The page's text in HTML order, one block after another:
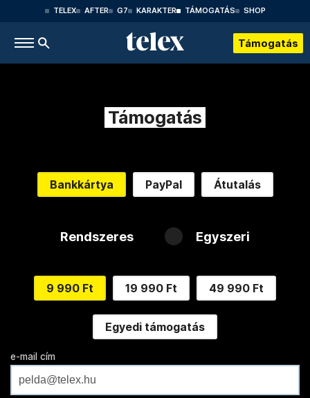
TELEX AFTER G7 KARAKTER TÁMOGATÁS SHOP
Támogatás
Támogatás
Bankkártya PayPal Átutalás
Rendszeres Egyszeri
9 990 Ft 19 990 Ft 49 990 Ft
Egyedi támogatás
e-mail cím